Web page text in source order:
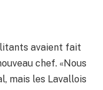
avaient fait
chef. «Nous
mais les Lavallois